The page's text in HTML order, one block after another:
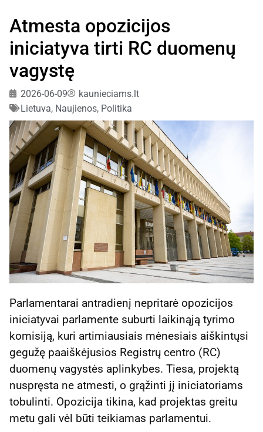
Atmesta opozicijos
iniciatyva tirti RC duomenų
vagystę
2026-06-09
kaunieciams.lt
Lietuva, Naujienos, Politika
Parlamentarai antradienį nepritarė opozicijos
iniciatyvai parlamente suburti laikinąją tyrimo
komisiją, kuri artimiausiais mėnesiais aiškintųsi
gegužę paaiškėjusios Registrų centro (RC)
duomenų vagystės aplinkybes. Tiesa, projektą
nuspręsta ne atmesti, o grąžinti jį iniciatoriams
tobulinti. Opozicija tikina, kad projektas greitu
metu gali vėl būti teikiamas parlamentui.